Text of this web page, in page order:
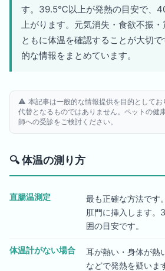
す。39.5℃以上が発熱の目安で、
上がります。元気消失・食欲不振
ともに体温を確認することが大切
的な情報をまとめています。
⚠️ 本記事は一般的な情報提供を目的としてお
代替となるものではありません。ペットの健
師への受診をご検討ください。
🔍体温の測り方
直腸温測定
最も正確な方法です
肛門に挿入します
囲の目安です。
体温計がない場合
耳が熱い・身体が熱
などで発熱を疑いま